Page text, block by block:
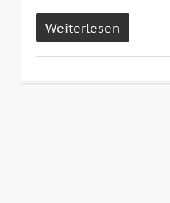
Weiterlesen